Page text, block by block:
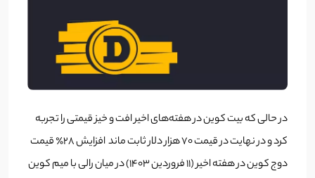
در حالی که بیت کوین در هفته‌های اخیر افت و خیز قیمتی را تجربه
کرد و در نهایت در قیمت ۷۰ هزار دلار ثابت ماند افزایش ۲۸٪ قیمت
دوج کوین در هفته اخیر (۱۱ فروردین ۱۴۰۳) در میان رالی با میم کوین